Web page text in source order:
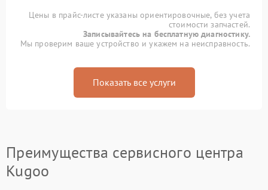
Цены в прайс-листе указаны ориентировочные, без учета
стоимости запчастей.
Записывайтесь на бесплатную диагностику.
Мы проверим ваше устройство и укажем на неисправность.
Показать все услуги
Преимущества сервисного центра
Kugoo